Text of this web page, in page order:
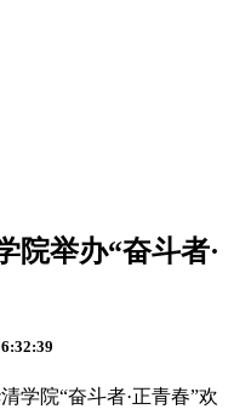
院举办“奋斗者·
院“奋斗者·正青春”欢